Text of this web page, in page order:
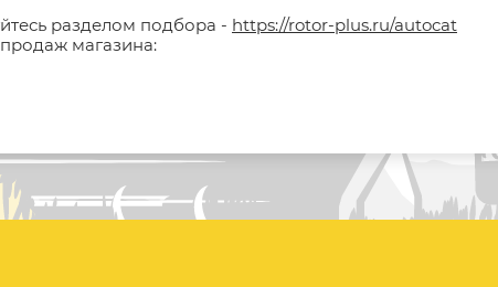
разделом подбора - https://rotor-plus.ru/autocat
магазина: